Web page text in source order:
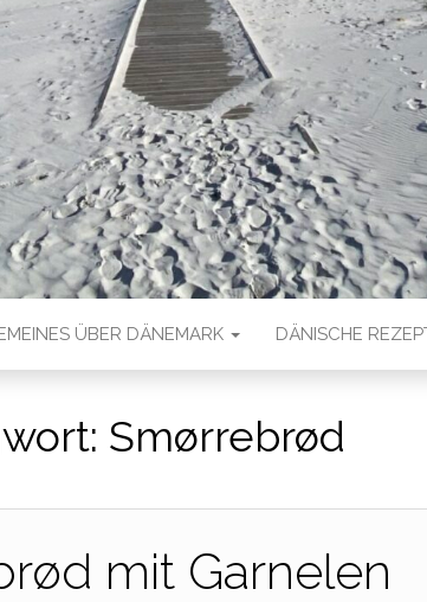
ÜBER DÄNEMARK DÄNISCHE
Smørrebrød
mit Garnelen